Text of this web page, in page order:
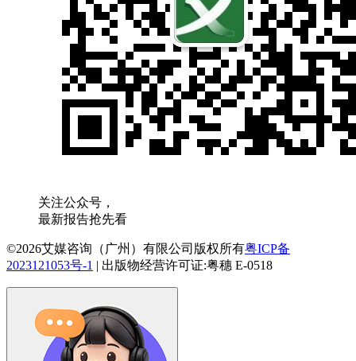
关注公众号，
最新报告抢先看
©2026艾媒咨询（广州）有限公司版权所有粤ICP备
2023121053号-1 | 出版物经营许可证:粤穗 E-0518